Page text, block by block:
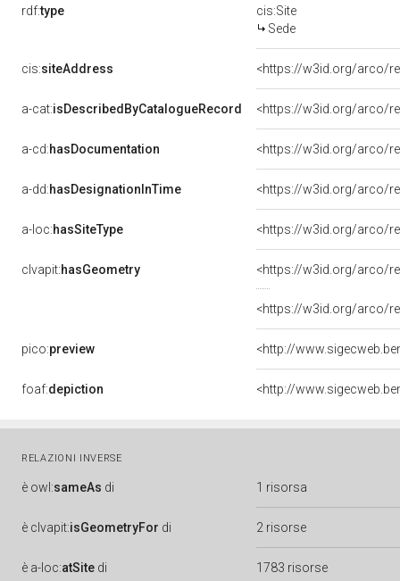
rdf:type
cis:Site
Sede
cis:siteAddress <https://w3id.org/arco/
a-cat:isDescribedByCatalogueRecord <https://w3id.org/arco/
a-cd:hasDocumentation
a-dd:hasDesignationInTime <https://w3id.org/arco/
a-loc:hasSiteType <https://w3id.org/arco/
clvapit:hasGeometry <https://w3id.org/arco/
<https://w3id.org/arco/
pico:preview
foaf:depiction
RELAZIONI INVERSE
è owl:sameAs di 1 risorsa
è clvapit:isGeometryFor di 2 risorse
è a-loc:atSite di 1783 risorse